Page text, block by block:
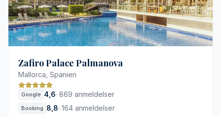
Familievenlige rammer
Store afstande på resortet
Livlig atmosfære i højsæsonen
Ekstraomkostninger kan forekomme
Zafiro Palace Palmanova
Mallorca, Spanien
Google 4,6· 869 anmeldelser
Booking 8,8· 164 anmeldelser